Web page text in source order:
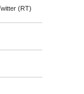
(RT)